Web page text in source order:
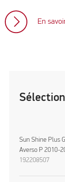
En
Sun Shine Plus
Averso P 2010-
192208507